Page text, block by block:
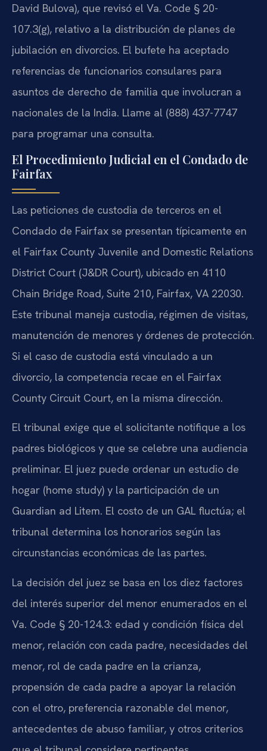
David Bulova), que revisó el Va. Code § 20-
107.3(g), relativo a la distribución de planes de
jubilación en divorcios. El bufete ha aceptado
referencias de funcionarios consulares para
asuntos de derecho de familia que involucran a
nacionales de la India. Llame al (888) 437-7747
para programar una consulta.
El Procedimiento Judicial en el Condado de
Fairfax
Las peticiones de custodia de terceros en el
Condado de Fairfax se presentan típicamente en
el Fairfax County Juvenile and Domestic Relations
District Court (J&DR Court), ubicado en 4110
Chain Bridge Road, Suite 210, Fairfax, VA 22030.
Este tribunal maneja custodia, régimen de visitas,
manutención de menores y órdenes de protección.
Si el caso de custodia está vinculado a un
divorcio, la competencia recae en el Fairfax
County Circuit Court, en la misma dirección.
El tribunal exige que el solicitante notifique a los
padres biológicos y que se celebre una audiencia
preliminar. El juez puede ordenar un estudio de
hogar (home study) y la participación de un
Guardian ad Litem. El costo de un GAL fluctúa; el
tribunal determina los honorarios según las
circunstancias económicas de las partes.
La decisión del juez se basa en los diez factores
del interés superior del menor enumerados en el
Va. Code § 20-124.3: edad y condición física del
menor, relación con cada padre, necesidades del
menor, rol de cada padre en la crianza,
propensión de cada padre a apoyar la relación
con el otro, preferencia razonable del menor,
antecedentes de abuso familiar, y otros criterios